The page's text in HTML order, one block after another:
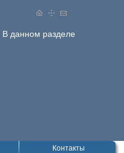
В данном разделе
Контакты